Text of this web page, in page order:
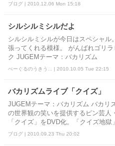
ブログ | 2010.12.06 Mon 15:18
シルシルミシルだよ
シルシルミシルが今日はスペシャル
張ってくれる模様。 がんばれゴリ
ク JUGEMテーマ：バカリズム
べーぐるのうきう... | 2010.10.05 Tue 22:15
バカリズムライブ「クイズ」
JUGEMテーマ：バカリズム バカリ
の世界観の笑いを提供するピン芸人
「クイズ」をDVD化。「クイズ地獄
ブログ | 2010.09.23 Thu 20:02